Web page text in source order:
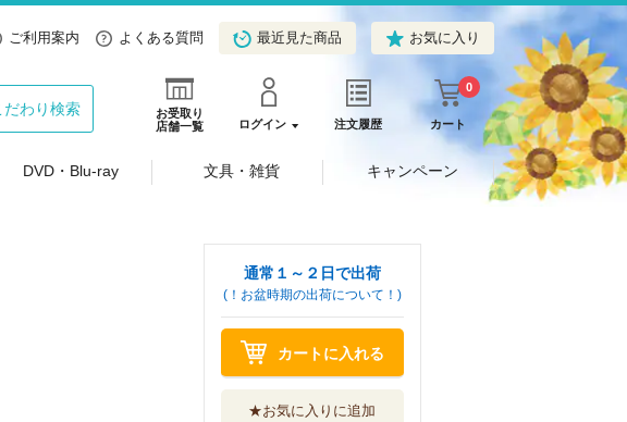
ご利用案内 よくある質問 最近見た商品 お気に入り
お受取り
店舗一覧
ログイン 注文履歴 カート
0
だわり検索
DVD・Blu-ray 文具・雑貨 キャンペーン
通常１～２日で出荷
(！お盆時期の出荷について！)
カートに入れる
★お気に入りに追加